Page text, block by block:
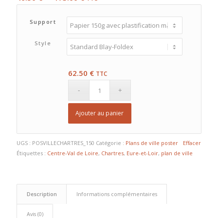
46.50 €
à
173.00 €
Support
Style
Effacer
62.50 € TTC
Ajouter au panier
UGS : POSVILLECHARTRES_150 Catégorie : Plans de ville poster
Étiquettes : Centre-Val de Loire, Chartres, Eure-et-Loir, plan de ville
Description Informations complémentaires
Avis (0)